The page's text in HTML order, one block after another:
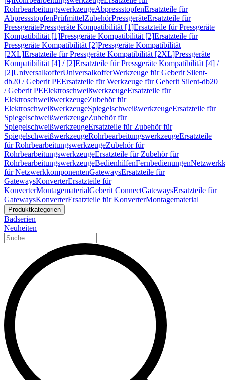
RohrbearbeitungswerkzeugeAbpressstopfenErsatzteile für
AbpressstopfenPrüfmittelZubehörPressgeräteErsatzteile für
PressgerätePressgeräte Kompatibilität [1]Ersatzteile für Pressgeräte
Kompatibilität [1]Pressgeräte Kompatibilität [2]Ersatzteile für
Pressgeräte Kompatibilität [2]Pressgeräte Kompatibilität
[2XL]Ersatzteile für Pressgeräte Kompatibilität [2XL]Pressgeräte
Kompatibilität [4] / [2]Ersatzteile für Pressgeräte Kompatibilität [4] /
[2]UniversalkofferUniversalkofferWerkzeuge für Geberit Silent-
db20 / Geberit PEErsatzteile für Werkzeuge für Geberit Silent-db20
/ Geberit PEElektroschweißwerkzeugeErsatzteile für
ElektroschweißwerkzeugeZubehör für
ElektroschweißwerkzeugeSpiegelschweißwerkzeugeErsatzteile für
SpiegelschweißwerkzeugeZubehör für
SpiegelschweißwerkzeugeErsatzteile für Zubehör für
SpiegelschweißwerkzeugeRohrbearbeitungswerkzeugeErsatzteile
für RohrbearbeitungswerkzeugeZubehör für
RohrbearbeitungswerkzeugeErsatzteile für Zubehör für
RohrbearbeitungswerkzeugeBedienhilfenFernbedienungen
für NetzwerkkomponentenGatewaysErsatzteile für
GatewaysKonverterErsatzteile für
KonverterMontagematerialGeberit ConnectGatewaysErsatzteile für
GatewaysKonverterErsatzteile für KonverterMontagematerial
Produktkategorien
Badserien
Neuheiten